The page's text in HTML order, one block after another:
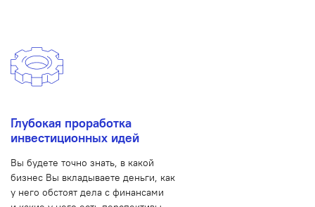
Глубокая проработка
инвестиционных идей
Вы будете точно знать, в какой
бизнес Вы вкладываете деньги, как
у него обстоят дела с финансами